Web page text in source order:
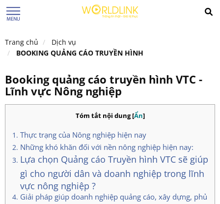
Trang chủ
Dịch vụ
BOOKING QUẢNG CÁO TRUYỀN HÌNH
Booking quảng cáo truyền hình VTC -
Lĩnh vực Nông nghiệp
Tóm tắt nội dung[Ẩn]
Thực trạng của Nông nghiệp hiện nay
Những khó khăn đối với nền nông nghiệp hiện nay:
Lựa chọn Quảng cáo Truyền hình VTC sẽ giúp
gì cho người dân và doanh nghiệp trong lĩnh
vực nông nghiệp ?
Giải pháp giúp doanh nghiệp quảng cáo, xây dựng, phủ